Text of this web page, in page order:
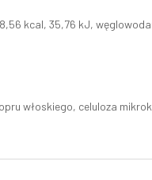
kcal, 35,76 kJ,
włoskiego, celuloza